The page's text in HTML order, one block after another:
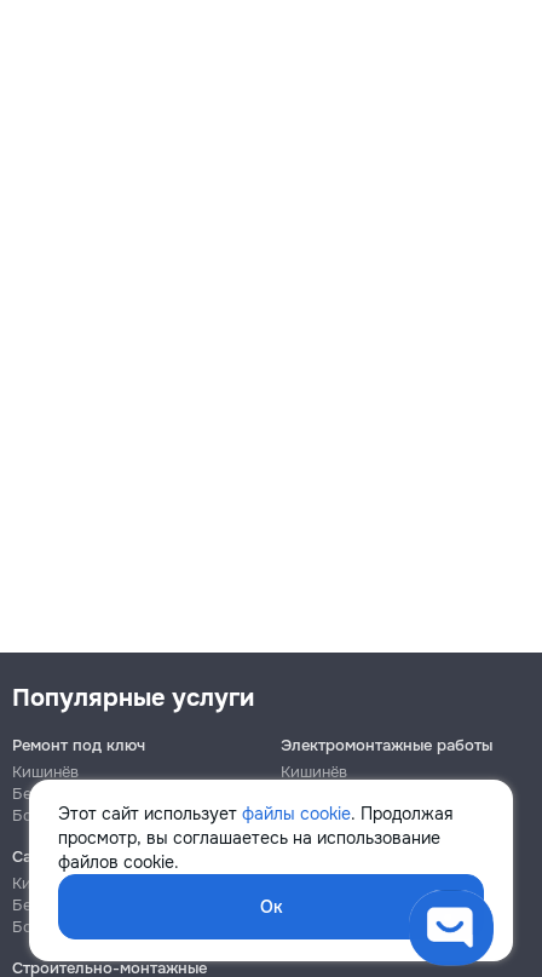
Этот сайт использует файлы cookie. Продолжая
просмотр, вы соглашаетесь на использование
файлов cookie.
Ок
Популярные услуги
Ремонт под ключ
Кишинёв
Бельцы
Ботаника
Электромонтажные работы
Кишинёв
Ботаника
Сантехнические работы
Кишинёв
Бельцы
Ботаника
Бельцы
Строительно-монтажные